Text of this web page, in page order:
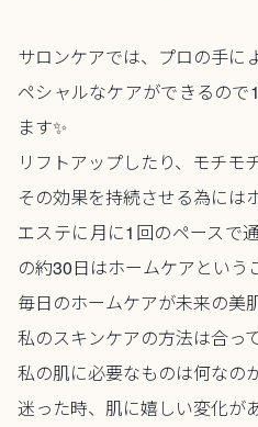
サロンケアでは、プロの手に
ペシャルなケアができるの
ます✨
リフトアップしたり、モチ
その効果を持続させる為には
エステに月に1回のペースで
の約30日はホームケアという
毎日のホームケアが未来の美
私のスキンケアの方法は合っ
私の肌に必要なものは何なの
迷った時、肌に嬉しい変化が